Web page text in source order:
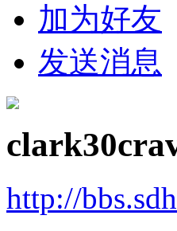
加为好友
发送消息
http://